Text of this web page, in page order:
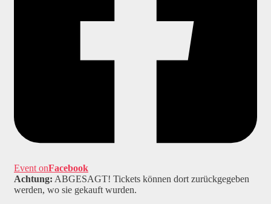
Event onFacebook
Achtung: ABGESAGT! Tickets können dort zurückgegeben
werden, wo sie gekauft wurden.